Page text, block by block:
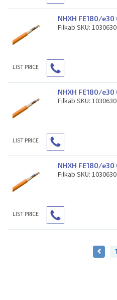
NHXH FE180/
Filkab SKU:
LIST PRICE
NHXH FE180/
Filkab SKU:
LIST PRICE
NHXH FE180/
Filkab SKU:
LIST PRICE
1